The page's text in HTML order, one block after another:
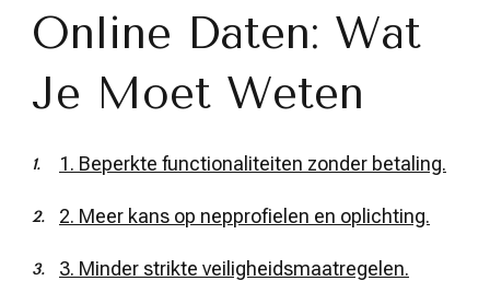
Online Daten: Wat
Je Moet Weten
1. Beperkte functionaliteiten zonder betaling.
2. Meer kans op nepprofielen en oplichting.
3. Minder strikte veiligheidsmaatregelen.